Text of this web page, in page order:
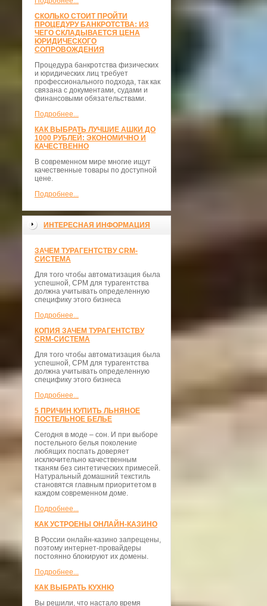
СКОЛЬКО СТОИТ ПРОЙТИ
ПРОЦЕДУРУ БАНКРОТСТВА: ИЗ
ЧЕГО СКЛАДЫВАЕТСЯ ЦЕНА
ЮРИДИЧЕСКОГО
СОПРОВОЖДЕНИЯ
Процедура банкротства физических
и юридических лиц требует
профессионального подхода, так как
связана с документами, судами и
финансовыми обязательствами.
Подробнее...
КАК ВЫБРАТЬ ЛУЧШИЕ АШКИ ДО
1000 РУБЛЕЙ: ЭКОНОМИЧНО И
КАЧЕСТВЕННО
В современном мире многие ищут
качественные товары по доступной
цене.
Подробнее...
ИНТЕРЕСНАЯ ИНФОРМАЦИЯ
ЗАЧЕМ ТУРАГЕНТСТВУ CRM-
СИСТЕМА
Для того чтобы автоматизация была
успешной, СРМ для турагентства
должна учитывать определенную
специфику этого бизнеса
Подробнее...
КОПИЯ ЗАЧЕМ ТУРАГЕНТСТВУ
CRM-СИСТЕМА
Для того чтобы автоматизация была
успешной, СРМ для турагентства
должна учитывать определенную
специфику этого бизнеса
Подробнее...
5 ПРИЧИН КУПИТЬ ЛЬНЯНОЕ
ПОСТЕЛЬНОЕ БЕЛЬЕ
Сегодня в моде – сон. И при выборе
постельного белья поколение
любящих поспать доверяет
исключительно качественным
тканям без синтетических примесей.
Натуральный домашний текстиль
становятся главным приоритетом в
каждом современном доме.
Подробнее...
КАК УСТРОЕНЫ ОНЛАЙН-КАЗИНО
В России онлайн-казино запрещены,
поэтому интернет-провайдеры
постоянно блокируют их домены.
Подробнее...
КАК ВЫБРАТЬ КУХНЮ
Вы решили, что настало время